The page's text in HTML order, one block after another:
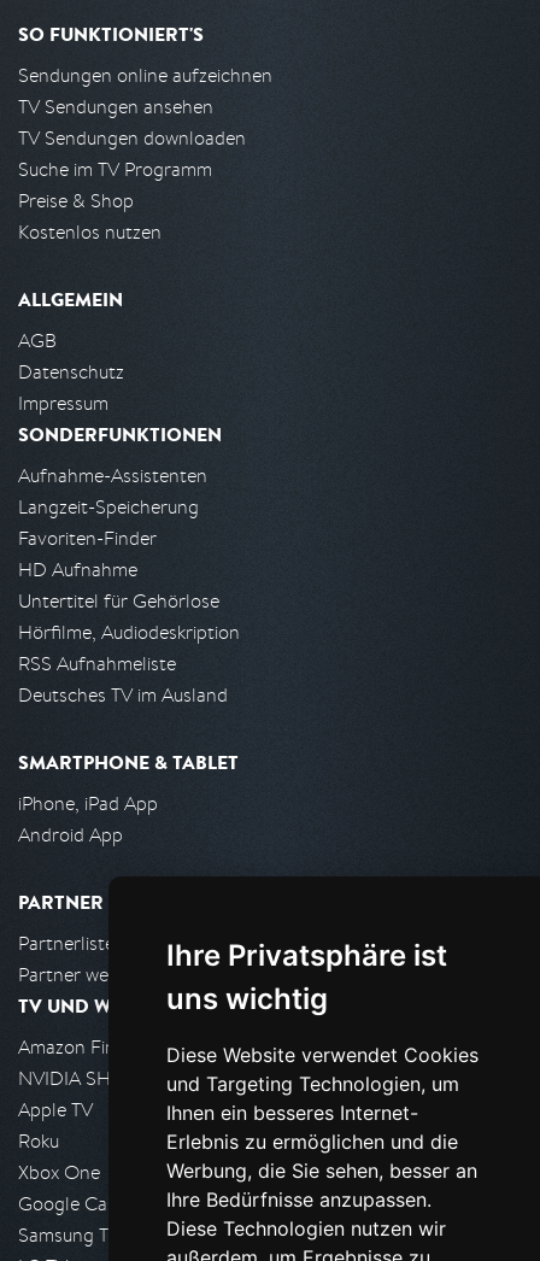
Ihre Privatsphäre ist
uns wichtig
Diese Website verwendet Cookies
und Targeting Technologien, um
Ihnen ein besseres Internet-
Erlebnis zu ermöglichen und die
Werbung, die Sie sehen, besser an
Ihre Bedürfnisse anzupassen.
Diese Technologien nutzen wir
SO FUNKTIONIERT'S
Sendungen online aufzeichnen
TV Sendungen ansehen
TV Sendungen downloaden
Suche im TV Programm
Preise & Shop
Kostenlos nutzen
ALLGEMEIN
AGB
Datenschutz
Impressum
SONDERFUNKTIONEN
Aufnahme-Assistenten
Langzeit-Speicherung
Favoriten-Finder
HD Aufnahme
Untertitel für Gehörlose
Hörfilme, Audiodeskription
RSS Aufnahmeliste
Deutsches TV im Ausland
SMARTPHONE & TABLET
iPhone, iPad App
Android App
PARTNER
Partnerliste
Partner werden
TV UND WOHNZIMMER
Amazon FireTV
NVIDIA SHIELD, Google TV
Apple TV
Roku
Xbox One
Google Cast
Samsung TV